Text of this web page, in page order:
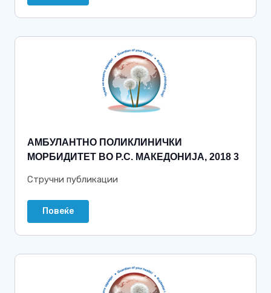
АМБУЛАНТНО ПОЛИКЛИНИЧКИ
МОРБИДИТЕТ ВО Р.С. МАКЕДОНИЈА, 2018 3
Стручни публикации
Повеќе